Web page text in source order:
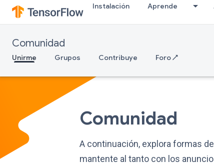
Instalación Aprende
Comunidad
Unirme Grupos Contribuye Foro ↗
Comunidad
A continuación, explora formas
mantente al tanto con los